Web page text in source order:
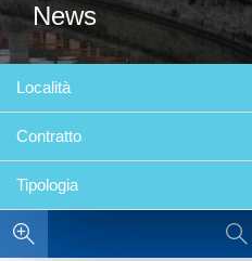
News
Località
Contratto
Tipologia